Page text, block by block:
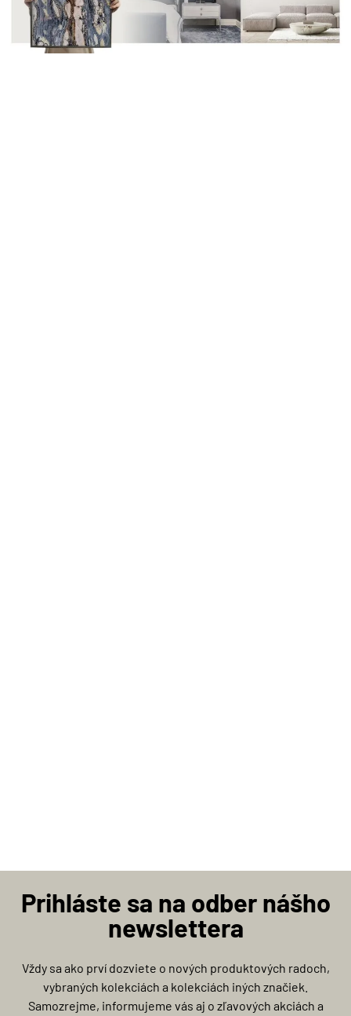
Prihláste sa na odber nášho
newslettera
Vždy sa ako prví dozviete o nových produktových radoch,
vybraných kolekciách a kolekciách iných značiek.
Samozrejme, informujeme vás aj o zľavových akciách a